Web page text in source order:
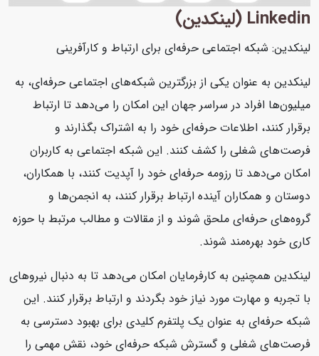
Linkedin (لینکدین)
لینکدین: شبکه اجتماعی حرفه‌ای برای ارتباط و کارآفرینی
لینکدین به عنوان یکی از بزرگترین شبکه‌های اجتماعی حرفه‌ای، به
میلیون‌ها افراد در سراسر جهان این امکان را می‌دهد تا ارتباط
برقرار کنند، اطلاعات حرفه‌ای خود را به اشتراک بگذارند و
فرصت‌های شغلی را کشف کنند. این شبکه اجتماعی به کاربران
امکان می‌دهد تا رزومه حرفه‌ای خود را آپدیت کنند، با همکاران،
دوستان و همکاران آینده ارتباط برقرار کنند، به انجمن‌ها و
گروه‌های حرفه‌ای ملحق شوند و از مقالات و مطالب مرتبط با حوزه
کاری خود بهره‌مند شوند.
لینکدین همچنین به کارفرمایان امکان می‌دهد تا به دنبال نیروهای
با تجربه و مهارت مورد نیاز خود بگردند و ارتباط برقرار کنند. این
شبکه حرفه‌ای به عنوان یک پلتفرم کلیدی برای بهبود دسترسی به
فرصت‌های شغلی و گسترش شبکه حرفه‌ای خود، نقش مهمی را